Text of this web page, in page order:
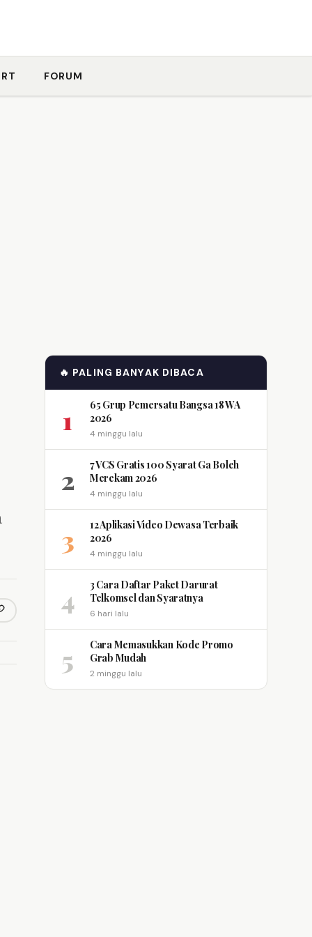
FORUM
link
🔥 PALING BANYAK DIBACA
1
65 Grup Pemersatu Bangsa 18 WA
2026
4 minggu lalu
2
7 VCS Gratis 100 Syarat Ga Boleh
Merekam 2026
4 minggu lalu
3
12 Aplikasi Video Dewasa Terbaik
2026
4 minggu lalu
4
3 Cara Daftar Paket Darurat
Telkomsel dan Syaratnya
6 hari lalu
5
Cara Memasukkan Kode Promo
Grab Mudah
2 minggu lalu